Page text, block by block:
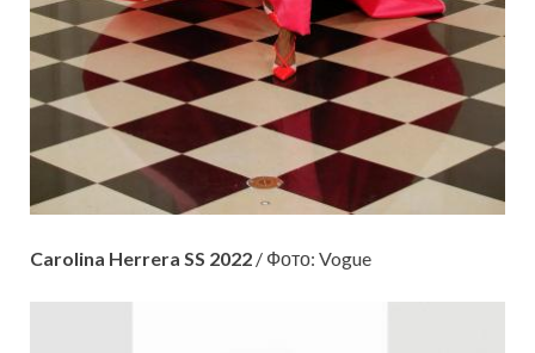
Carolina Herrera SS 2022 / Фото: Vogue